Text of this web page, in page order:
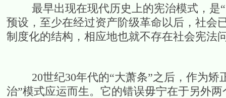
最早出现在现代历史上的宪治模式，是“
预设，至少在经过资产阶级革命以后，社会
制度化的结构，相应地也就不存在社会宪法
20世纪30年代的“大萧条”之后，作为矫
治”模式应运而生。它的错误毋宁在于另外